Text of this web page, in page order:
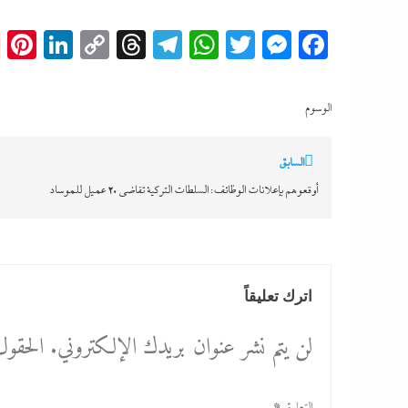
Facebook
Messenger
Twitter
WhatsApp
Telegram
Threads
Copy
الوسوم
تصفّح
المقالات
السابق
أوقعوهم بإعلانات الوظائف: السلطات التركية تقاضي 20 عميل للموساد
اترك تعليقاً
لن يتم نشر عنوان بريدك الإلكتروني.